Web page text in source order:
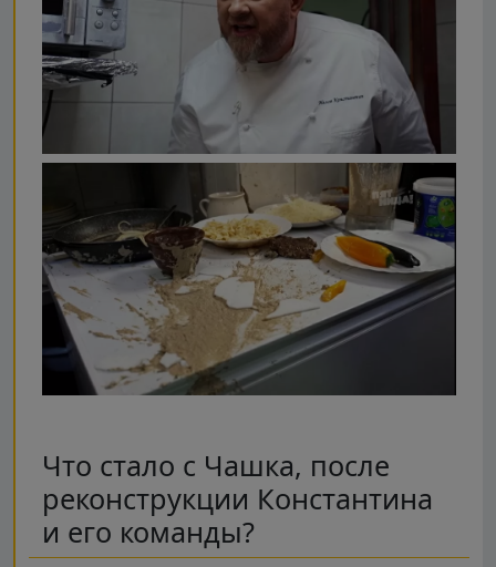
Что стало с Чашка, после
реконструкции Константина
и его команды?